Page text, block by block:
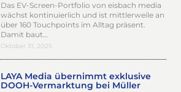
Das EV-Screen-Portfolio von eisbach media
wächst kontinuierlich und ist mittlerweile an
über 160 Touchpoints im Alltag präsent.
Damit baut…
Oktober 31, 2025
LAYA Media übernimmt exklusive
DOOH-Vermarktung bei Müller